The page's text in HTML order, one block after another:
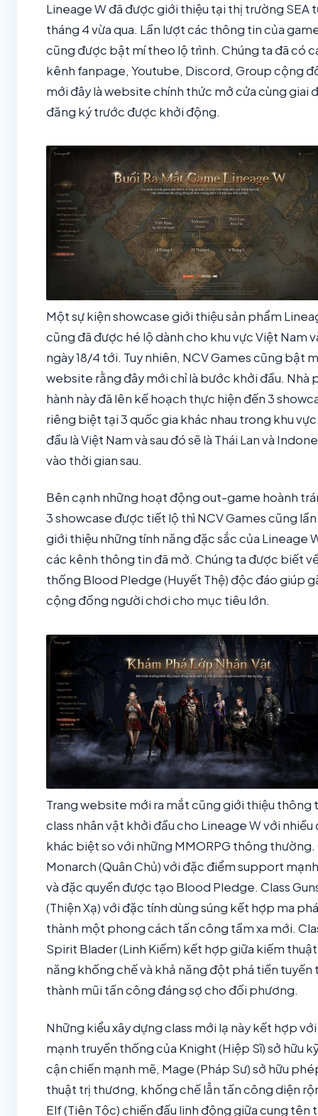
Lineage W đã được giới thiệu tại thị trường SEA
tháng 4 vừa qua. Lần lượt các thông tin của
cũng được bật mí theo lộ trình. Chúng ta đã có
kênh fanpage, Youtube, Discord, Group cộng
mới đây là website chính thức mở cửa cùng giai
đăng ký trước được khởi động.
Một sự kiện showcase giới thiệu sản phẩm
cũng đã được hé lộ dành cho khu vực Việt Nam
ngày 18/4 tới. Tuy nhiên, NCV Games cũng bật
website rằng đây mới chỉ là bước khởi đầu. Nhà
hành này đã lên kế hoạch thực hiện đến 3
riêng biệt tại 3 quốc gia khác nhau trong khu
đầu là Việt Nam và sau đó sẽ là Thái Lan và
vào thời gian sau.
Bên cạnh những hoạt động out-game hoành
3 showcase được tiết lộ thì NCV Games cũng
giới thiệu những tính năng đặc sắc của Lineage
các kênh thông tin đã mở. Chúng ta được biết
thống Blood Pledge (Huyết Thệ) độc đáo giúp
cộng đồng người chơi cho mục tiêu lớn.
Trang website mới ra mắt cũng giới thiệu thông
class nhân vật khởi đầu cho Lineage W với nhiều
khác biệt so với những MMORPG thông thường.
Monarch (Quân Chủ) với đặc điểm support
và đặc quyền được tạo Blood Pledge. Class
(Thiện Xạ) với đặc tính dùng súng kết hợp ma
thành một phong cách tấn công tầm xa mới.
Spirit Blader (Linh Kiếm) kết hợp giữa kiếm
năng khống chế và khả năng đột phá tiền tuyến
thành mũi tấn công đáng sợ cho đối phương.
Những kiểu xây dựng class mới lạ này kết hợp
mạnh truyền thống của Knight (Hiệp Sĩ) sở hữu
cận chiến mạnh mẽ, Mage (Pháp Sư) sở hữu
thuật trị thương, khống chế lẫn tấn công diện
Elf (Tiên Tộc) chiến đấu linh động giữa cung tên